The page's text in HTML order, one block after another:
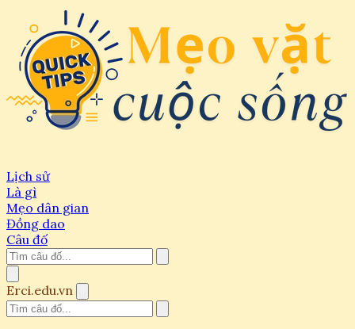
Lịch sử
Là gì
Mẹo dân gian
Đồng dao
Câu đố
Erci.edu.vn